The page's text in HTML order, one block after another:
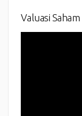
Valuasi